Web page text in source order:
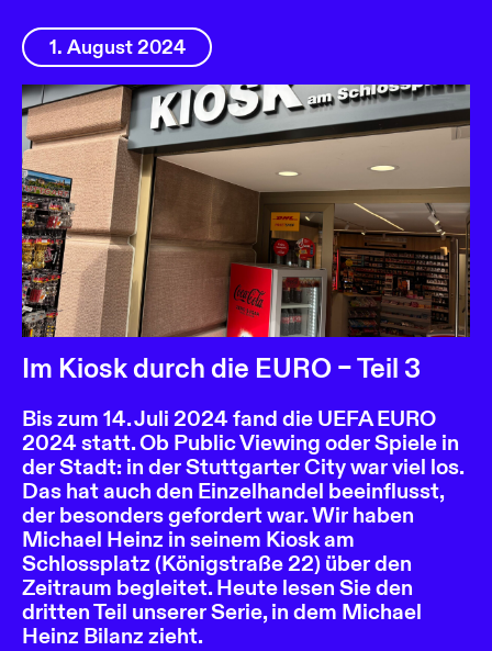
1. August 2024
Im Kiosk durch die EURO – Teil 3
Bis zum 14. Juli 2024 fand die UEFA EURO
2024 statt. Ob Public Viewing oder Spiele in
der Stadt: in der Stuttgarter City war viel los.
Das hat auch den Einzelhandel beeinflusst,
der besonders gefordert war. Wir haben
Michael Heinz in seinem Kiosk am
Schlossplatz (Königstraße 22) über den
Zeitraum begleitet. Heute lesen Sie den
dritten Teil unserer Serie, in dem Michael
Heinz Bilanz zieht.